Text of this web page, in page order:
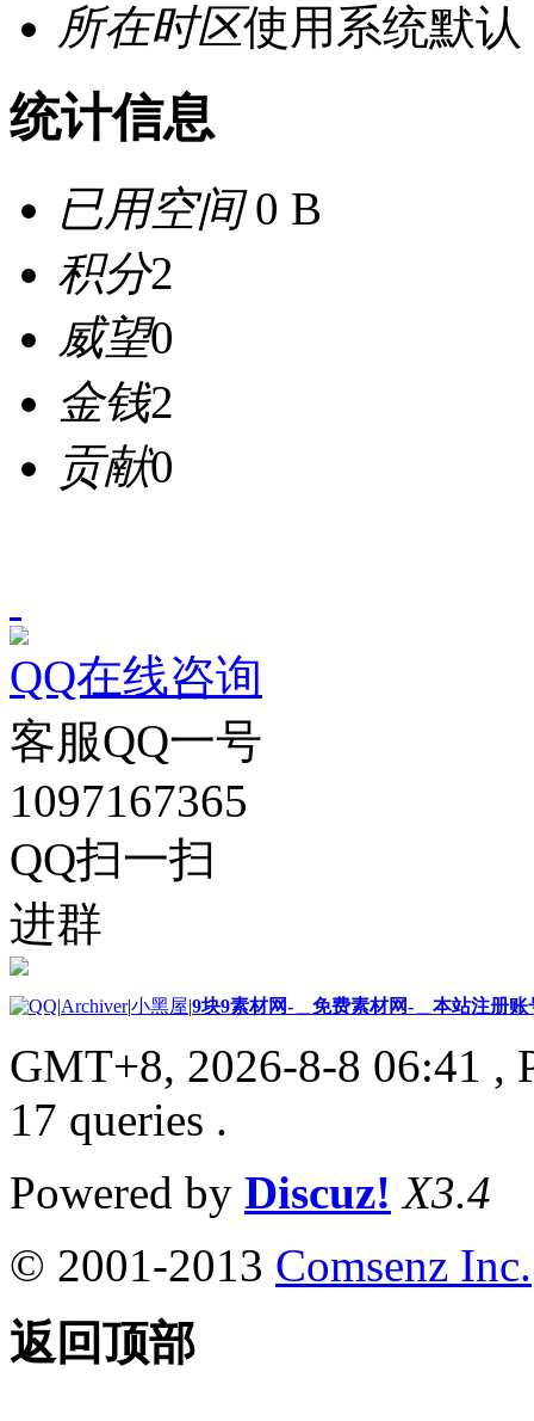
所在时区使用系统默认
统计信息
已用空间0 B
积分2
威望0
金钱2
贡献0
QQ在线咨询
客服QQ一号
1097167365
QQ扫一扫
进群
|Archiver|小黑屋|9块9素材网-＿免费素材网-＿本站注册账
GMT+8, 2026-8-8 06:41 ,
17 queries .
Powered by Discuz! X3.4
© 2001-2013 Comsenz Inc.
返回顶部